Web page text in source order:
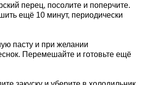
перец, посолите и поперчите.
ещё 10 минут, периодически
пасту и при желании
Перемешайте и готовьте ещё